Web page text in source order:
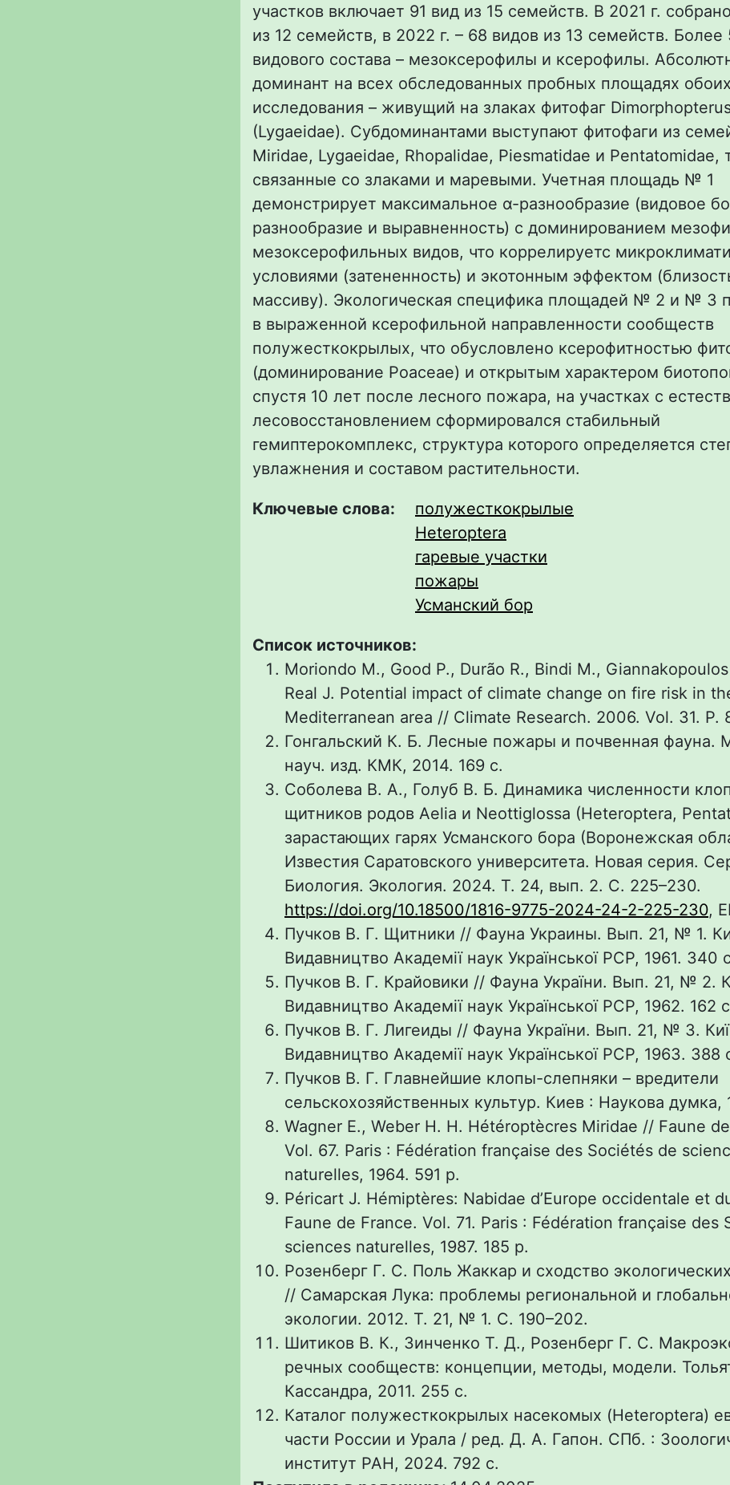
участков включает 91 вид из 15 семейств. В 2021 г.
из 12 семейств, в 2022 г. – 68 видов из 13 семейств. Более
видового состава – мезоксерофилы и ксерофилы.
доминант на всех обследованных пробных площадях
исследования – живущий на злаках фитофаг
(Lygaeidae). Субдоминантами выступают фитофаги из
Miridae, Lygaeidae, Rhopalidae, Piesmatidae и Pentatomidae,
связанные со злаками и маревыми. Учетная площадь № 1
демонстрирует максимальное α-разнообразие (видовое
разнообразие и выравненность) с доминированием
мезоксерофильных видов, что коррелируетс
условиями (затененность) и экотонным эффектом
массиву). Экологическая специфика площадей № 2 и № 3
в выраженной ксерофильной направленности сообществ
полужесткокрылых, что обусловлено ксерофитностью
(доминирование Poaceae) и открытым характером
спустя 10 лет после лесного пожара, на участках с
лесовосстановлением сформировался стабильный
гемиптерокомплекс, структура которого определяется
увлажнения и составом растительности.
Ключевые слова:
полужесткокрылые
Heteroptera
гаревые участки
пожары
Усманский бор
Список источников:
Moriondo M., Good P., Durão R., Bindi M.,
Real J. Potential impact of climate change on fire risk in
Mediterranean area // Climate Research. 2006. Vol. 31. P.
Гонгальский К. Б. Лесные пожары и почвенная фауна.
науч. изд. КМК, 2014. 169 с.
Соболева В. А., Голуб В. Б. Динамика численности
щитников родов Aelia и Neottiglossa (Heteroptera,
зарастающих гарях Усманского бора (Воронежская
Известия Саратовского университета. Новая серия.
Биология. Экология. 2024. Т. 24, вып. 2. С. 225–230.
https://doi.org/10.18500/1816-9775-2024-24-2-225-230,
Пучков В. Г. Щитники // Фауна Украины. Вып. 21, № 1.
Видавництво Академії наук Української РСР, 1961. 340
Пучков В. Г. Крайовики // Фауна України. Вып. 21, № 2.
Видавництво Академії наук Української РСР, 1962. 162
Пучков В. Г. Лигеиды // Фауна України. Вып. 21, № 3.
Видавництво Академії наук Української РСР, 1963. 388
Пучков В. Г. Главнейшие клопы-слепняки – вредители
сельскохозяйственных культур. Киев : Наукова думка,
Wagner E., Weber H. H. Hétéroptècres Miridae // Faune
Vol. 67. Paris : Fédération française des Sociétés de
naturelles, 1964. 591 p.
Péricart J. Hémiptères: Nabidae d’Europe occidentale et
Faune de France. Vol. 71. Paris : Fédération française des
sciences naturelles, 1987. 185 p.
Розенберг Г. С. Поль Жаккар и сходство
// Самарская Лука: проблемы региональной и
экологии. 2012. Т. 21, № 1. С. 190–202.
Шитиков В. К., Зинченко Т. Д., Розенберг Г. С.
речных сообществ: концепции, методы, модели.
Кассандра, 2011. 255 с.
Каталог полужесткокрылых насекомых (Heteroptera)
части России и Урала / ред. Д. А. Гапон. СПб. :
институт РАН, 2024. 792 с.